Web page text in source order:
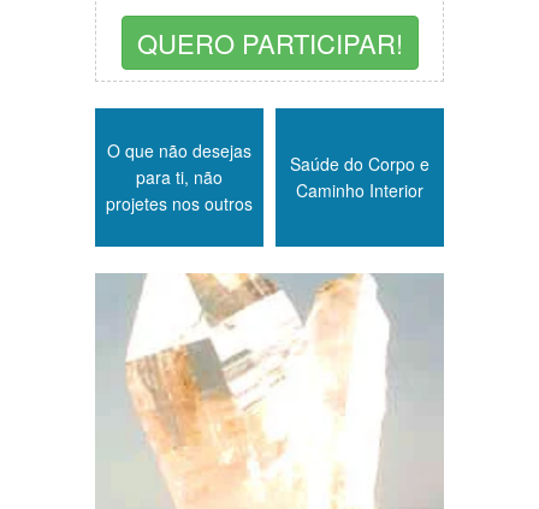
QUERO PARTICIPAR!
O que não desejas
para ti, não
projetes nos outros
Saúde do Corpo e
Caminho Interior